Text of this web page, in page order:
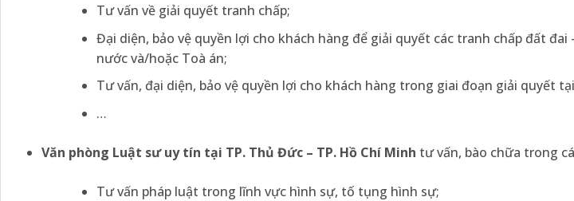
Tư vấn về giải quyết tranh chấp;
Đại diện, bảo vệ quyền lợi cho khách hàng để giải quyết các tranh chấp đất
nước và/hoặc Toà án;
Tư vấn, đại diện, bảo vệ quyền lợi cho khách hàng trong giai đoạn giải quyết
…
Văn phòng Luật sư uy tín tại TP. Thủ Đức – TP. Hồ Chí Minh tư vấn, bào chữa trong
Tư vấn pháp luật trong lĩnh vực hình sự, tố tụng hình sự;